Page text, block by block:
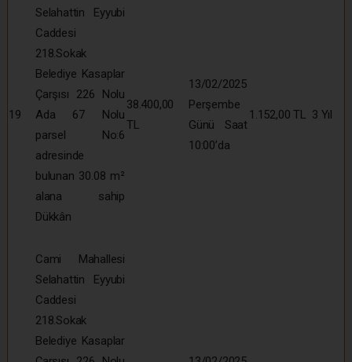
19
Selahattin Eyyubi
Caddesi
218.Sokak
Belediye Kasaplar
Çarşısı 226 Nolu
Ada 67 Nolu
parsel No:6
adresinde
bulunan 30.08 m²
alana sahip
Dükkân
38.400,00
TL
13/02/2025
Perşembe
Günü Saat
10:00’da
1.152,00 TL 3 Yıl
Cami Mahallesi
Selahattin Eyyubi
Caddesi
218.Sokak
Belediye Kasaplar